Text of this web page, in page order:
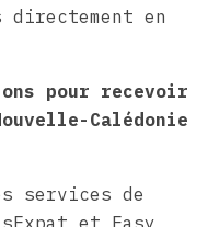
en
pour recevoir
Calédonie
services de